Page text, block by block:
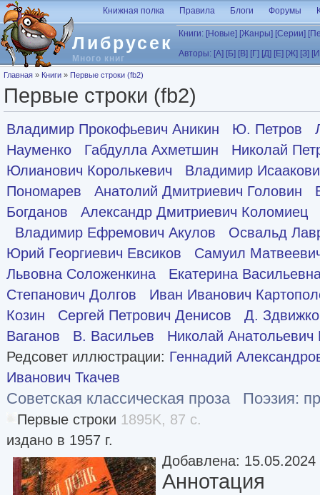
Перейти к основному содержанию
Либрусек
Много книг
Книжная полка Правила Блоги Форумы
Книги: [Новые] [Жанры] [Серии]
Авторы: [А] [Б] [В] [Г] [Д] [Е] [Ж] [З]
Вы здесь
Главная » Книги » Первые строки (fb2)
Первые строки (fb2)
Владимир Прокофьевич Аникин Ю. Петров
Науменко
Габдулла Ахметшин
Николай
Юлианович Королькевич
Владимир
Пономарев
Анатолий Дмитриевич Головин
Богданов
Александр Дмитриевич Коломиец
Владимир Ефремович Акулов
Освальд
Юрий Георгиевич Евсиков
Самуил
Львовна Соложенкина
Екатерина
Степанович Долгов
Иван Иванович
Козин
Сергей Петрович Денисов
Д.
Ваганов
B. Васильев
Николай
Редсовет иллюстрации: Геннадий
Иванович Ткачев
Советская классическая проза Поэзия:
Первые строки 1895K, 87 с.
издано в 1957 г.
Добавлена: 15.05.2024
Аннотация